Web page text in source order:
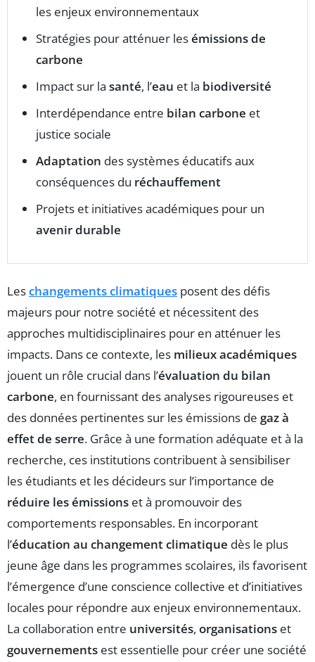
les enjeux environnementaux
Stratégies pour atténuer lesémissions de
carbone
Impact sur la santé, l’eau et la biodiversité
Interdépendance entre bilan carbone et
justice sociale
Adaptation des systèmes éducatifs aux
conséquences du réchauffement
Projets et initiatives académiques pour un
avenir durable
Leschangements climatiques posent des défis
majeurs pour notre société et nécessitent des
approches multidisciplinaires pour en atténuer les
impacts. Dans ce contexte, les milieux académiques
jouent un rôle crucial dans l’évaluation du bilan
carbone, en fournissant des analyses rigoureuses et
des données pertinentes sur les émissions de gaz à
effet de serre. Grâce à une formation adéquate et à la
recherche, ces institutions contribuent à sensibiliser
les étudiants et les décideurs sur l’importance de
réduire les émissions et à promouvoir des
comportements responsables. En incorporant
l’éducation au changement climatique dès le plus
jeune âge dans les programmes scolaires, ils favorisent
l’émergence d’une conscience collective et d’initiatives
locales pour répondre aux enjeux environnementaux.
La collaboration entre universités, organisations et
gouvernements est essentielle pour créer une société